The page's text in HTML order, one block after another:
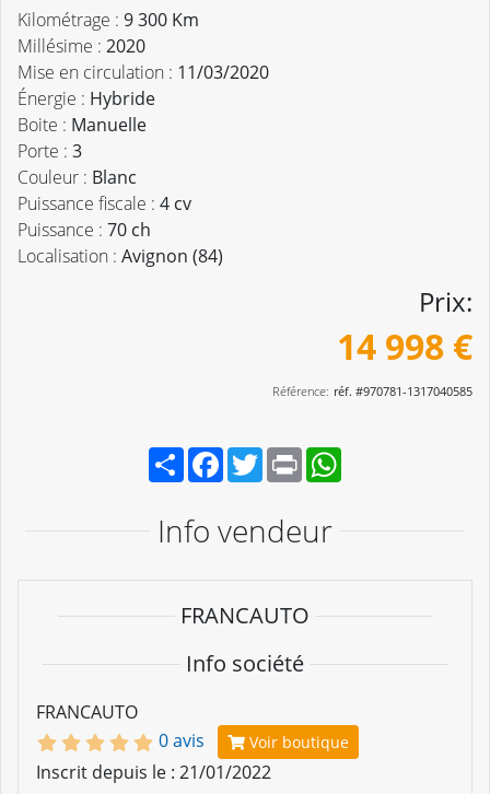
Kilométrage : 9 300 Km
Millésime : 2020
Mise en circulation : 11/03/2020
Énergie : Hybride
Boite : Manuelle
Porte : 3
Couleur : Blanc
Puissance fiscale : 4 cv
Puissance : 70 ch
Localisation : Avignon (84)
Prix:
14 998 €
Référence: réf. #970781-1317040585
PartagerFacebook
TwitterPrint
Info vendeur
FRANCAUTO
Info société
FRANCAUTO
0 avis
Voir boutique
Inscrit depuis le : 21/01/2022